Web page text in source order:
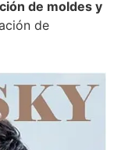
de moldes y
de